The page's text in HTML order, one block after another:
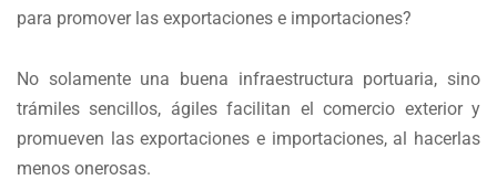
para promover las exportaciones e importaciones?
No solamente una buena infraestructura portuaria, sino
trámiles sencillos, ágiles facilitan el comercio exterior y
promueven las exportaciones e importaciones, al hacerlas
menos onerosas.